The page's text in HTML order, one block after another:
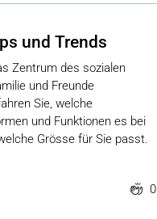
und Trends
Zentrum des sozialen
und Freunde
Sie, welche
und Funktionen es bei
Grösse für Sie passt.
0